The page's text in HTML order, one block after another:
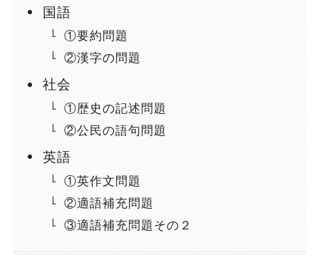
国語
①要約問題
②漢字の問題
社会
①歴史の記述問題
②公民の語句問題
英語
①英作文問題
②適語補充問題
③適語補充問題その２